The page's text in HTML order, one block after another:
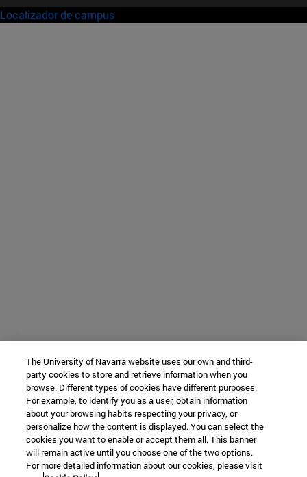
Localizador de campus
The University of Navarra website uses our own and third-
party cookies to store and retrieve information when you
browse. Different types of cookies have different purposes.
For example, to identify you as a user, obtain information
about your browsing habits respecting your privacy, or
personalize how the content is displayed. You can select the
cookies you want to enable or accept them all. This banner
will remain active until you choose one of the two options.
For more detailed information about our cookies, please visit